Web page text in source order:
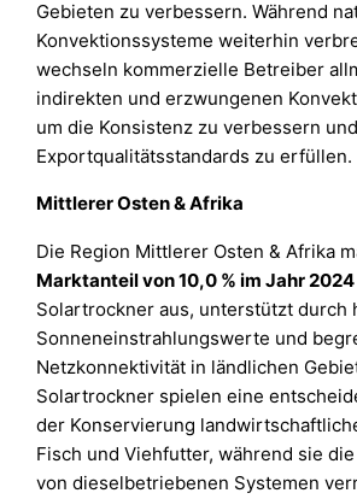
Gebieten zu verbessern. Während
Konvektionssysteme weiterhin
wechseln kommerzielle Betreiber
indirekten und erzwungenen
um die Konsistenz zu verbessern und
Exportqualitätsstandards zu erfüllen.
Mittlerer Osten & Afrika
Die Region Mittlerer Osten & Afrika
Marktanteil von 10,0 % im Jahr 2024
Solartrockner aus, unterstützt durch
Sonneneinstrahlungswerte und
Netzkonnektivität in ländlichen
Solartrockner spielen eine
der Konservierung
Fisch und Viehfutter, während sie
von dieselbetriebenen Systemen